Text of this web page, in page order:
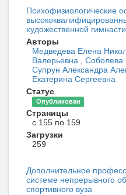
Психофизиологические
художественной
Авторы
Медведева Елена
Валерьевна , Соболева
Супрун Александра
Екатерина Сергеевна
Статус
Опубликован
Страницы
с 155 по 159
Загрузки
259
Дополнительное
системе непрерывного
спортивного вуза